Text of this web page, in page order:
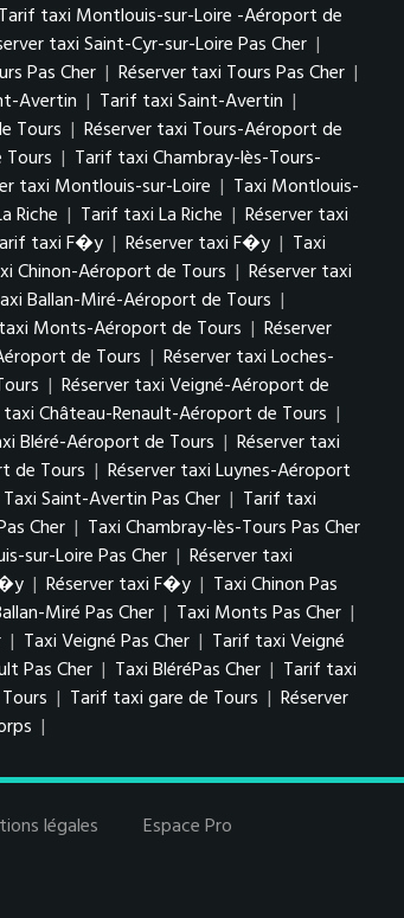
Tarif taxi Montlouis-sur-Loire -Aéroport de
taxi Saint-Cyr-sur-Loire Pas Cher |
Pas Cher | Réserver taxi Tours Pas Cher |
Avertin | Tarif taxi Saint-Avertin |
Tours | Réserver taxi Tours-Aéroport de
| Tarif taxi Chambray-lès-Tours-
taxi Montlouis-sur-Loire | Taxi Montlouis-
Riche | Tarif taxi La Riche | Réserver taxi
taxi F�y | Réserver taxi F�y | Taxi
Chinon-Aéroport de Tours | Réserver taxi
Ballan-Miré-Aéroport de Tours |
Monts-Aéroport de Tours | Réserver
de Tours | Réserver taxi Loches-
| Réserver taxi Veigné-Aéroport de
Château-Renault-Aéroport de Tours |
Bléré-Aéroport de Tours | Réserver taxi
de Tours | Réserver taxi Luynes-Aéroport
Taxi Saint-Avertin Pas Cher | Tarif taxi
Cher | Taxi Chambray-lès-Tours Pas Cher
sur-Loire Pas Cher | Réserver taxi
| Réserver taxi F�y | Taxi Chinon Pas
Miré Pas Cher | Taxi Monts Pas Cher |
| Taxi Veigné Pas Cher | Tarif taxi Veigné
Pas Cher | Taxi BléréPas Cher | Tarif taxi
| Tarif taxi gare de Tours | Réserver
|
légales Espace Pro